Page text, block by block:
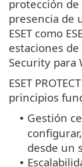
protección
presencia de
ESET como
estaciones de
Security para
ESET
principios
• Gestión
desde un
•